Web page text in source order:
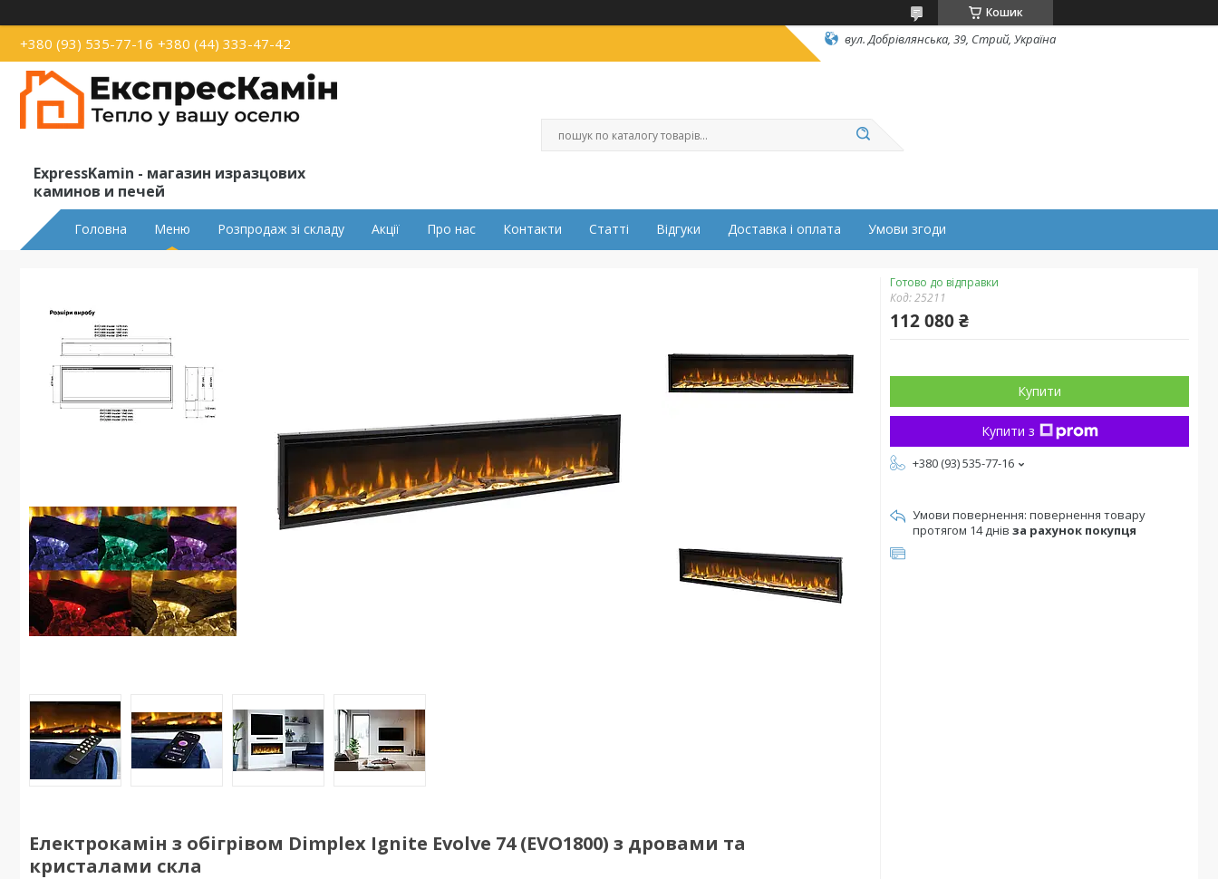
Кошик
+380 (93) 535-77-16 +380 (44) 333-47-42 вул. Добрівлянська, 39, Стрий, Україна
ExpressKamin - магазин изразцових
каминов и печей
Головна Меню Розпродаж зі складу Акції Про нас Контакти Статті Відгуки Доставка і оплата Умови згоди
Електрокамін з обігрівом Dimplex Ignite Evolve 74 (EVO1800) з дровами та
кристалами скла
Готово до відправки
Код:25211
112 080 ₴
Купити
Купити з
+380 (93) 535-77-16
повернення товару
протягом 14 днів за рахунок покупця